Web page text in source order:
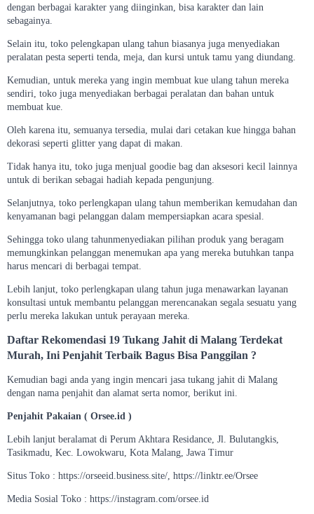
dengan berbagai karakter yang diinginkan, bisa karakter dan lain
sebagainya.
Selain itu, toko pelengkapan ulang tahun biasanya juga menyediakan
peralatan pesta seperti tenda, meja, dan kursi untuk tamu yang diundang.
Kemudian, untuk mereka yang ingin membuat kue ulang tahun mereka
sendiri, toko juga menyediakan berbagai peralatan dan bahan untuk
membuat kue.
Oleh karena itu, semuanya tersedia, mulai dari cetakan kue hingga bahan
dekorasi seperti glitter yang dapat di makan.
Tidak hanya itu, toko juga menjual goodie bag dan aksesori kecil lainnya
untuk di berikan sebagai hadiah kepada pengunjung.
Selanjutnya, toko perlengkapan ulang tahun memberikan kemudahan dan
kenyamanan bagi pelanggan dalam mempersiapkan acara spesial.
Sehingga toko ulang tahunmenyediakan pilihan produk yang beragam
memungkinkan pelanggan menemukan apa yang mereka butuhkan tanpa
harus mencari di berbagai tempat.
Lebih lanjut, toko perlengkapan ulang tahun juga menawarkan layanan
konsultasi untuk membantu pelanggan merencanakan segala sesuatu yang
perlu mereka lakukan untuk perayaan mereka.
Daftar Rekomendasi 19 Tukang Jahit di Malang Terdekat
Murah, Ini Penjahit Terbaik Bagus Bisa Panggilan ?
Kemudian bagi anda yang ingin mencari jasa tukang jahit di Malang
dengan nama penjahit dan alamat serta nomor, berikut ini.
Penjahit Pakaian ( Orsee.id )
Lebih lanjut beralamat di Perum Akhtara Residance, Jl. Bulutangkis,
Tasikmadu, Kec. Lowokwaru, Kota Malang, Jawa Timur
Situs Toko : https://orseeid.business.site/, https://linktr.ee/Orsee
Media Sosial Toko : https://instagram.com/orsee.id